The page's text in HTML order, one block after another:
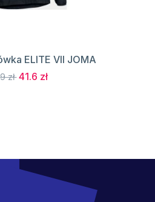
ELITE VII JOMA
zł 41.6 zł